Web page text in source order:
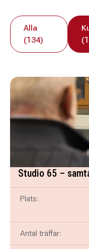
Alla
(134)
Studio 65 –
Plats:
Antal träffar: